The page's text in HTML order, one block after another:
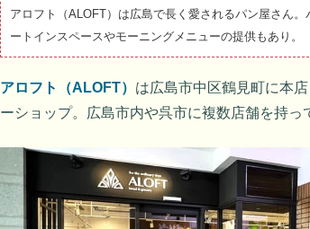
アロフト（ALOFT）は広島で長く愛されるパン屋さん
ートインスペースやモーニングメニューの提供もあり。
アロフト（ALOFT） は広島市中区鶴見町に本
ーショップ。広島市内や呉市に複数店舗を持っ